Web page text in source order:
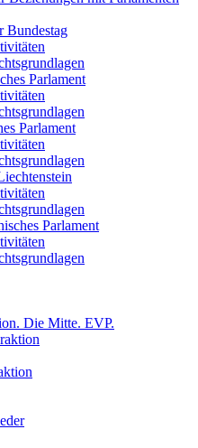
Bundestag
Parlament
Parlament
Parlament
Die Mitte. EVP.